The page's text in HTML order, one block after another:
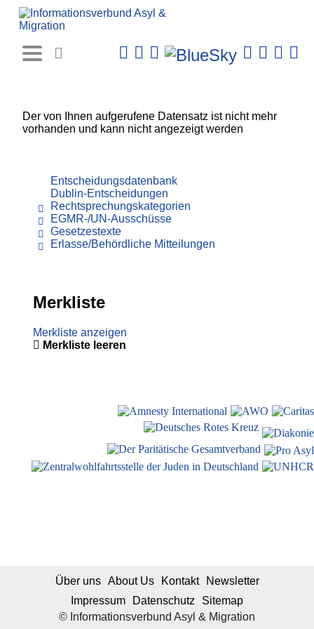
Der von Ihnen aufgerufene Datensatz ist nicht mehr
vorhanden und kann nicht angezeigt werden
Entscheidungsdatenbank
Dublin-Entscheidungen
Rechtsprechungskategorien
EGMR-/UN-Ausschüsse
Gesetzestexte
Erlasse/Behördliche Mitteilungen
Merkliste
Merkliste anzeigen
Merkliste leeren
© Informationsverbund Asyl & Migration
Über uns About Us Kontakt
Newsletter
Impressum
Datenschutz Sitemap